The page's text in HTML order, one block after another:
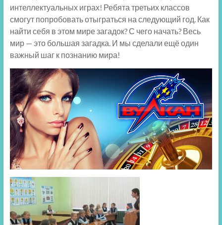
интеллектуальных играх! Ребята третьих классов
смогут попробовать отыграться на следующий год. Как
найти себя в этом мире загадок? С чего начать? Весь
мир — это большая загадка. И мы сделали ещё один
важный шаг к познанию мира!